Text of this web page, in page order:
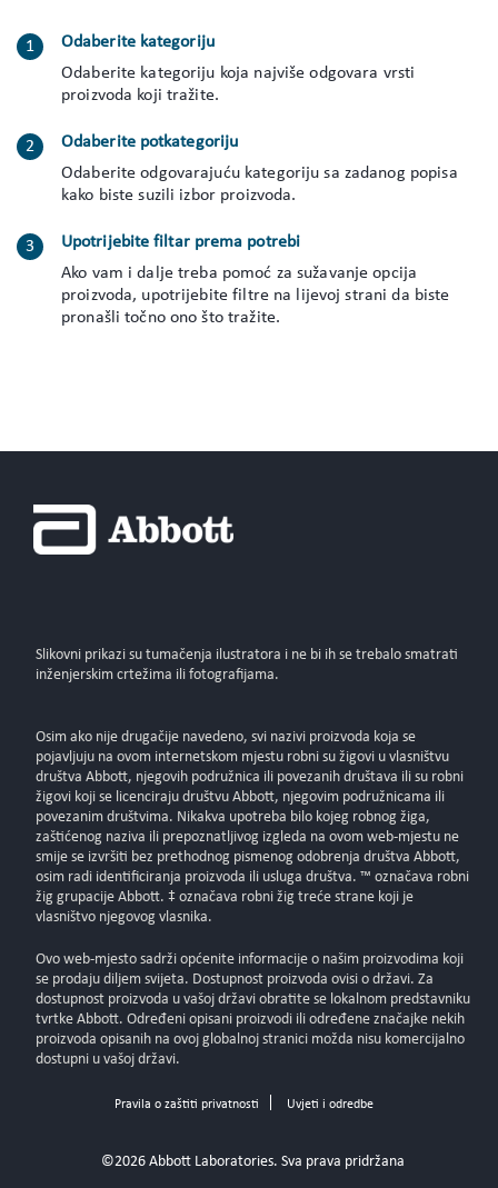
Odaberite kategoriju
Odaberite kategoriju koja najviše odgovara vrsti
proizvoda koji tražite.
Odaberite potkategoriju
Odaberite odgovarajuću kategoriju sa zadanog popisa
kako biste suzili izbor proizvoda.
Upotrijebite filtar prema potrebi
Ako vam i dalje treba pomoć za sužavanje opcija
proizvoda, upotrijebite filtre na lijevoj strani da biste
pronašli točno ono što tražite.
Slikovni prikazi su tumačenja ilustratora i ne bi ih se trebalo smatrati
inženjerskim crtežima ili fotografijama.
Osim ako nije drugačije navedeno, svi nazivi proizvoda koja se
pojavljuju na ovom internetskom mjestu robni su žigovi u vlasništvu
društva Abbott, njegovih podružnica ili povezanih društava ili su robni
žigovi koji se licenciraju društvu Abbott, njegovim podružnicama ili
povezanim društvima. Nikakva upotreba bilo kojeg robnog žiga,
zaštićenog naziva ili prepoznatljivog izgleda na ovom web-mjestu ne
smije se izvršiti bez prethodnog pismenog odobrenja društva Abbott,
osim radi identificiranja proizvoda ili usluga društva. ™ označava robni
žig grupacije Abbott. ‡ označava robni žig treće strane koji je
vlasništvo njegovog vlasnika.
Ovo web-mjesto sadrži općenite informacije o našim proizvodima koji
se prodaju diljem svijeta. Dostupnost proizvoda ovisi o državi. Za
dostupnost proizvoda u vašoj državi obratite se lokalnom predstavniku
tvrtke Abbott. Određeni opisani proizvodi ili određene značajke nekih
proizvoda opisanih na ovoj globalnoj stranici možda nisu komercijalno
dostupni u vašoj državi.
Pravila o zaštiti privatnosti Uvjeti i odredbe
©2026 Abbott Laboratories. Sva prava pridržana